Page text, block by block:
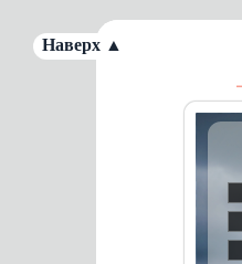
Наверх ▲